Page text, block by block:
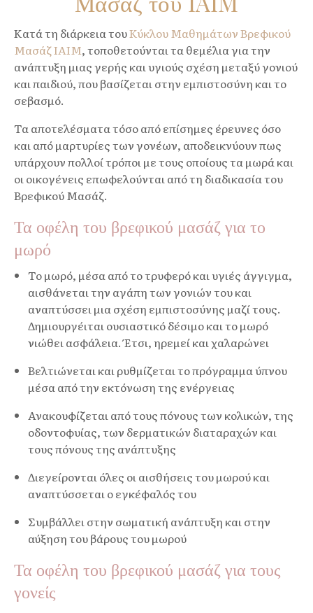
Κατά τη διάρκεια τουΚύκλου Μαθημάτων Βρεφικού
Μασάζ IAIM, τοποθετούνται τα θεμέλια για την
ανάπτυξη μιας γερής και υγιούς σχέση μεταξύ γονιού
και παιδιού, που βασίζεται στην εμπιστοσύνη και το
σεβασμό.
Τα αποτελέσματα τόσο από επίσημες έρευνες όσο
και από μαρτυρίες των γονέων, αποδεικνύουν πως
υπάρχουν πολλοί τρόποι με τους οποίους τα μωρά και
οι οικογένεις επωφελούνται από τη διαδικασία του
Βρεφικού Μασάζ.
Τα οφέλη του βρεφικού μασάζ για το
μωρό
Το μωρό, μέσα από το τρυφερό και υγιές άγγιγμα,
αισθάνεται την αγάπη των γονιών του και
αναπτύσσει μια σχέση εμπιστοσύνης μαζί τους.
Δημιουργέιται ουσιαστικό δέσιμο και το μωρό
νιώθει ασφάλεια. Έτσι, ηρεμεί και χαλαρώνει
Βελτιώνεται και ρυθμίζεται το πρόγραμμα ύπνου
μέσα από την εκτόνωση της ενέργειας
Ανακουφίζεται από τους πόνους των κολικών, της
οδοντοφυίας, των δερματικών διαταραχών και
τους πόνους της ανάπτυξης
Διεγείρονται όλες οι αισθήσεις του μωρού και
αναπτύσσεται ο εγκέφαλός του
Συμβάλλει στην σωματική ανάπτυξη και στην
αύξηση του βάρους του μωρού
Τα οφέλη του βρεφικού μασάζ για τους
γονείς